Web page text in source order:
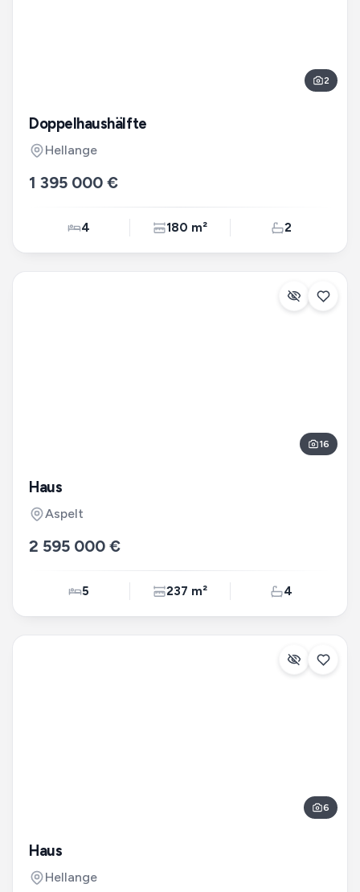
2
Doppelhaushälfte
Hellange
1 395 000 €
4 180 m² 2
16
Haus
Aspelt
2 595 000 €
5 237 m² 4
6
Haus
Hellange